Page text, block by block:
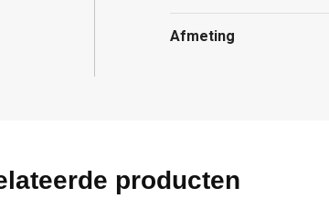
Afmeting
producten